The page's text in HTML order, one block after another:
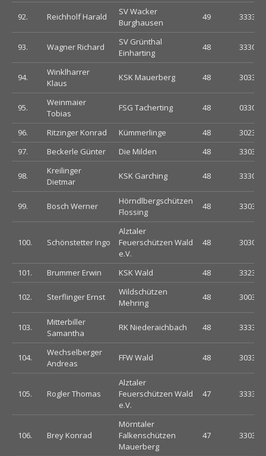
92. Reichholf Harald
SV Wacker
Burghausen
49
93. Wagner Richard
SV Grünthal
Einharting
48
94.
Winklharrer
Klaus
KSK Mauerberg 48
95.
Weinmaier
Tobias
FSG Tacherting 48
96. Ritzinger Konrad Kümmerlinge 48
97.
Beckerle Günter Die Milden 48
98.
Kreilinger
Dietmar
KSK Garching 48
99. Bosch Werner
Hörndlbergschützen
Flossing
48
100. Schönstetter Ingo
Alztaler
Feuerschützen Wald
e.V.
48
101. Brummer Erwin KSK Wald 48
102. Sterflinger Ernst
Wildschützen
Mehring
48
103.
Mitterbiller
Samantha
RK Niederaichbach 48
104.
Wechselberger
Andreas
FFW Wald 48
105. Rogler Thomas
Alztaler
Feuerschützen Wald
e.V.
47
106. Brey Konrad
Mörntaler
Falkenschützen
Mauerberg
47